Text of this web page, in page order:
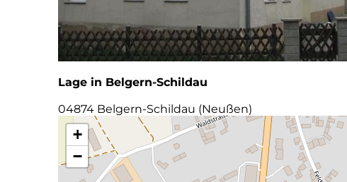
Lage in Belgern-Schildau
04874 Belgern-Schildau (Neußen)
+
−